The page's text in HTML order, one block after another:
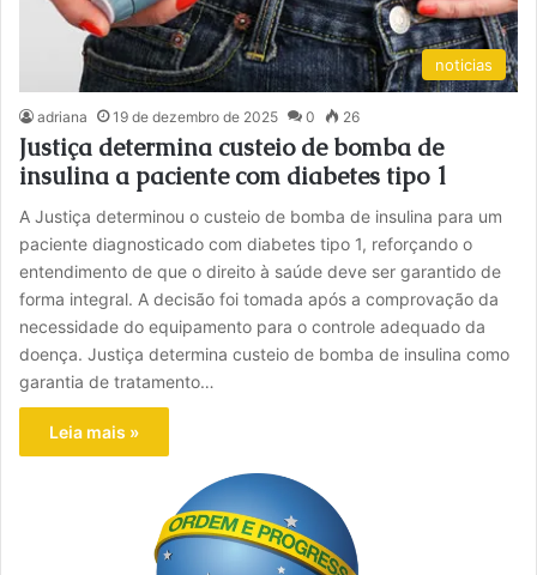
noticias
adriana 19 de dezembro de 2025 0 26
Justiça determina custeio de bomba de
insulina a paciente com diabetes tipo 1
A Justiça determinou o custeio de bomba de insulina para um
paciente diagnosticado com diabetes tipo 1, reforçando o
entendimento de que o direito à saúde deve ser garantido de
forma integral. A decisão foi tomada após a comprovação da
necessidade do equipamento para o controle adequado da
doença. Justiça determina custeio de bomba de insulina como
garantia de tratamento…
Leia mais »